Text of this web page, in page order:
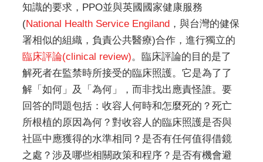
知識的要求，PPO並與英國國家健康服務
(National Health Service Engiland ，與台灣的健保
署相似的組織，負責公共醫療)合作，進行獨立的
臨床評論(clinical review)。臨床評論的目的是了
解死者在監禁時所接受的臨床照護。它是為了了
解「如何」及「為何」，而非找出應責怪誰。要
回答的問題包括：收容人何時和怎麼死的？死亡
所根植的原因為何？對收容人的臨床照護是否與
社區中應獲得的水準相同？是否有任何值得借鏡
之處？涉及哪些相關政策和程序？是否有機會避